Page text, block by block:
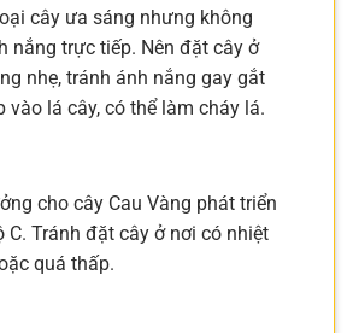
cây ưa sáng nhưng không
nắng trực tiếp. Nên đặt cây ở
nhẹ, tránh ánh nắng gay gắt
vào lá cây, có thể làm cháy lá.
cho cây Cau Vàng phát triển
C. Tránh đặt cây ở nơi có nhiệt
quá thấp.